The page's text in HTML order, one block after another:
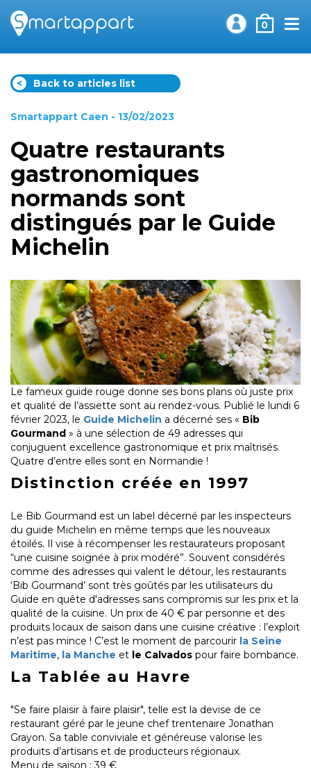
0
< Back to articles list
Smartappart Caen - 13/02/2023
Quatre restaurants
gastronomiques
normands sont
distingués par le Guide
Michelin
Le fameux guide rouge donne ses bons plans où juste prix
et qualité de l’assiette sont au rendez-vous. Publié le lundi 6
février 2023, le Guide Michelin a décerné ses « Bib
Gourmand » à une sélection de 49 adresses qui
conjuguent excellence gastronomique et prix maîtrisés.
Quatre d’entre elles sont en Normandie !
Distinction créée en 1997
Le Bib Gourmand est un label décerné par les inspecteurs
du guide Michelin en même temps que les nouveaux
étoilés. Il vise à récompenser les restaurateurs proposant
“une cuisine soignée à prix modéré”. Souvent considérés
comme des adresses qui valent le détour, les restaurants
‘Bib Gourmand’ sont très goûtés par les utilisateurs du
Guide en quête d'adresses sans compromis sur les prix et la
qualité de la cuisine. Un prix de 40 € par personne et des
produits locaux de saison dans une cuisine créative : l’exploit
n’est pas mince ! C’est le moment de parcourir la Seine
Maritime, la Manche et le Calvados pour faire bombance.
La Tablée au Havre
"Se faire plaisir à faire plaisir", telle est la devise de ce
restaurant géré par le jeune chef trentenaire Jonathan
Grayon. Sa table conviviale et généreuse valorise les
produits d’artisans et de producteurs régionaux.
Menu de saison : 39 €